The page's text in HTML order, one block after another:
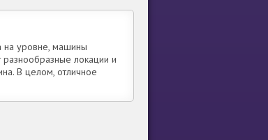
на уровне, машины
локации и
В целом, отличное